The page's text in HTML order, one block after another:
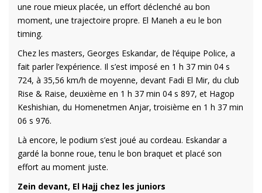
une roue mieux placée, un effort déclenché au bon
moment, une trajectoire propre. El Maneh a eu le bon
timing.
Chez les masters, Georges Eskandar, de l’équipe Police, a
fait parler l’expérience. Il s’est imposé en 1 h 37 min 04 s
724, à 35,56 km/h de moyenne, devant Fadi El Mir, du club
Rise & Raise, deuxième en 1 h 37 min 04 s 897, et Hagop
Keshishian, du Homenetmen Anjar, troisième en 1 h 37 min
06 s 976.
Là encore, le podium s’est joué au cordeau. Eskandar a
gardé la bonne roue, tenu le bon braquet et placé son
effort au moment juste.
Zein devant, El Hajj chez les juniors